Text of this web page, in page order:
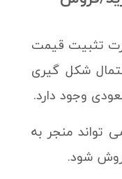
تثبیت قیمت
تومان، احتمال شکل گیری
وجود دارد.
تومان، می تواند منجر به
شود.